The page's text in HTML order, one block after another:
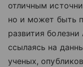
отличным
но и может быть
развития
ссылаясь на
ученых,